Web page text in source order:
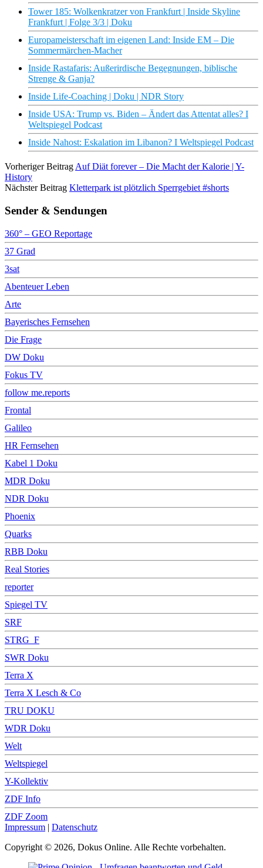
Tower 185: Wolkenkratzer von Frankfurt | Inside Skyline
Frankfurt | Folge 3/3 | Doku
Europameisterschaft im eigenen Land: Inside EM – Die
Sommermärchen-Macher
Inside Rastafaris: Außerirdische Begegnungen, biblische
Strenge & Ganja?
Inside Life-Coaching | Doku | NDR Story
Inside USA: Trump vs. Biden – Ändert das Attentat alles? I
Weltspiegel Podcast
Inside Nahost: Eskalation im Libanon? I Weltspiegel Podcast
Vorheriger Beitrag Auf Diät forever – Die Macht der Kalorie | Y-
History
Nächster Beitrag Kletterpark ist plötzlich Sperrgebiet #shorts
Sender & Sendungen
360° – GEO Reportage
37 Grad
3sat
Abenteuer Leben
Arte
Bayerisches Fernsehen
Die Frage
DW Doku
Fokus TV
follow me.reports
Frontal
Galileo
HR Fernsehen
Kabel 1 Doku
MDR Doku
NDR Doku
Phoenix
Quarks
RBB Doku
Real Stories
reporter
Spiegel TV
SRF
STRG_F
SWR Doku
Terra X
Terra X Lesch & Co
TRU DOKU
WDR Doku
Welt
Weltspiegel
Y-Kollektiv
ZDF Info
ZDF Zoom
Impressum | Datenschutz
Copyright © 2026, Dokus Online. Alle Rechte vorbehalten.